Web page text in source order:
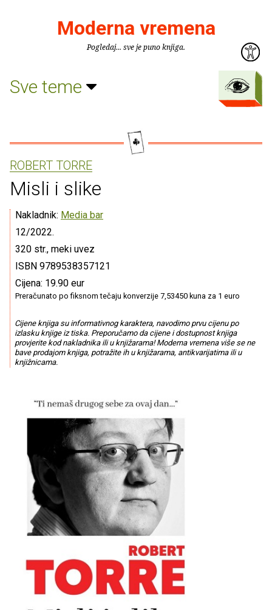
Moderna vremena
Pogledaj... sve je puno knjiga.
Sve teme
ROBERT TORRE
Misli i slike
Nakladnik: Media bar
12/2022.
320 str., meki uvez
ISBN 9789538357121
Cijena: 19.90 eur
Preračunato po fiksnom tečaju konverzije 7,53450 kuna za 1 euro
Cijene knjiga su informativnog karaktera, navodimo prvu cijenu po
izlasku knjige iz tiska. Preporučamo da cijene i dostupnost knjiga
provjerite kod nakladnika ili u knjižarama! Moderna vremena više se ne
bave prodajom knjiga, potražite ih u knjižarama, antikvarijatima ili u
knjižnicama.